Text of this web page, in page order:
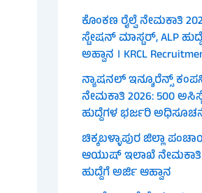
ಕೊಂಕಣ ರೈಲ್ವೆ ನೇಮಕಾತಿ
ಸ್ಟೇಷನ್ ಮಾಸ್ಟರ್, ALP
ಅಹ್ವಾನ । KRCL
ನ್ಯಾಷನಲ್ ಇನ್ಶೂರೆನ್ಸ್
ನೇಮಕಾತಿ 2026: 500
ಹುದ್ದೆಗಳ ಭರ್ಜರಿ
ಚಿಕ್ಕಬಳ್ಳಾಪುರ ಜಿಲ್ಲಾ
ಆಯುಷ್ ಇಲಾಖೆ ನೇಮಕಾತಿ
ಹುದ್ದೆಗೆ ಅರ್ಜಿ ಆಹ್ವಾನ